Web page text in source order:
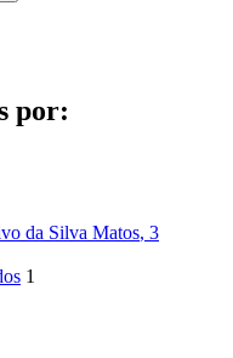
por:
da Silva Matos, 3
1